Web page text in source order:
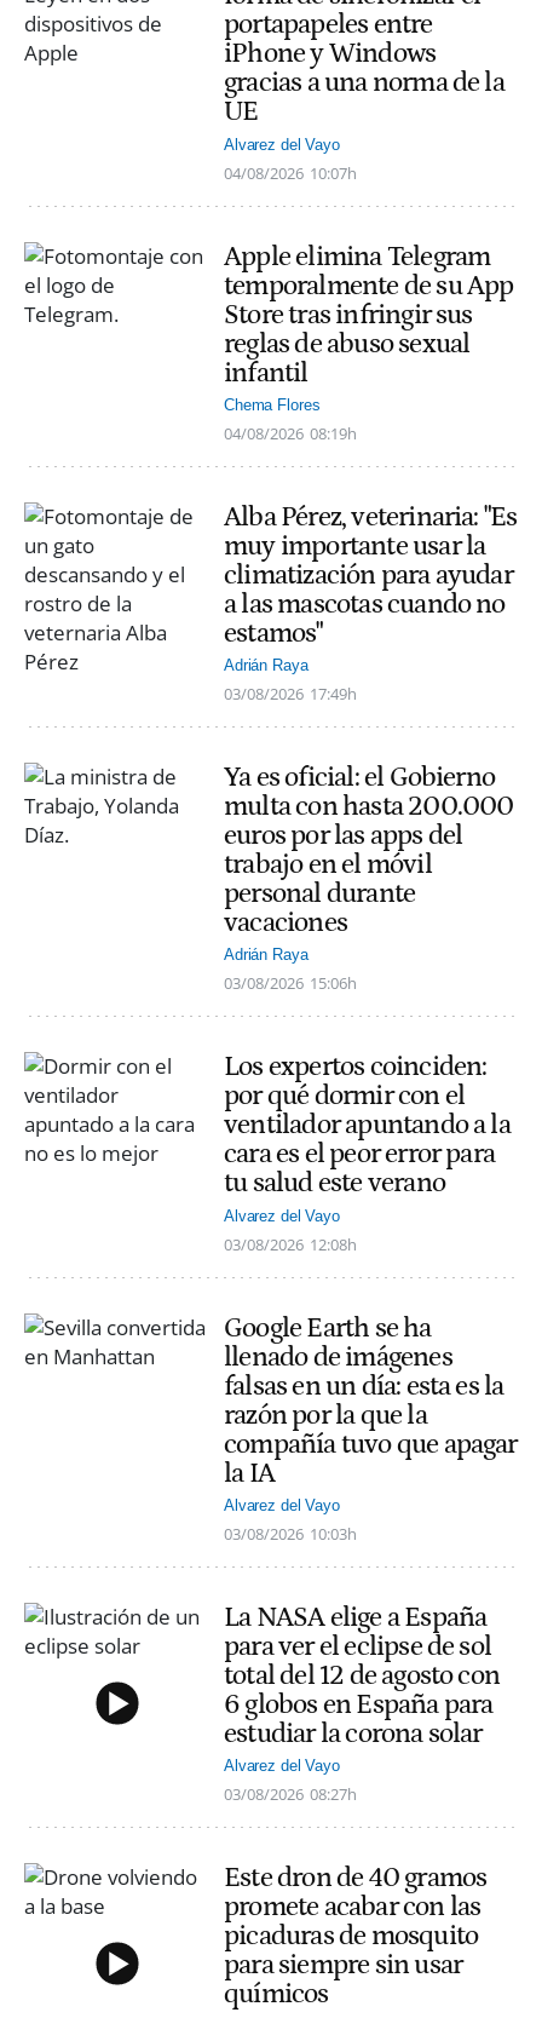
portapapeles entre
iPhone y Windows
gracias a una norma de la
UE
Alvarez del Vayo
04/08/2026 10:07h
Apple elimina Telegram
temporalmente de su App
Store tras infringir sus
reglas de abuso sexual
infantil
Chema Flores
04/08/2026 08:19h
Alba Pérez, veterinaria: "Es
muy importante usar la
climatización para ayudar
a las mascotas cuando no
estamos"
Adrián Raya
03/08/2026 17:49h
Ya es oficial: el Gobierno
multa con hasta 200.000
euros por las apps del
trabajo en el móvil
personal durante
vacaciones
Adrián Raya
03/08/2026 15:06h
Los expertos coinciden:
por qué dormir con el
ventilador apuntando a la
cara es el peor error para
tu salud este verano
Alvarez del Vayo
03/08/2026 12:08h
Google Earth se ha
llenado de imágenes
falsas en un día: esta es la
razón por la que la
compañía tuvo que apagar
la IA
Alvarez del Vayo
03/08/2026 10:03h
La NASA elige a España
para ver el eclipse de sol
total del 12 de agosto con
6 globos en España para
estudiar la corona solar
Alvarez del Vayo
03/08/2026 08:27h
Este dron de 40 gramos
promete acabar con las
picaduras de mosquito
para siempre sin usar
químicos